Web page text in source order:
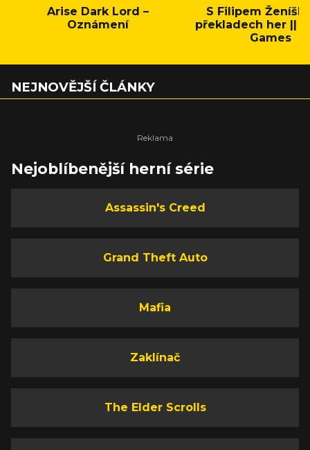
Arise Dark Lord –
Oznámení
S Filipem
překladech her ||
Games
NEJNOVĚJŠÍ ČLÁNKY
Nejoblíbenější herní série
Assassin's Creed
Grand Theft Auto
Mafia
Zaklínač
The Elder Scrolls